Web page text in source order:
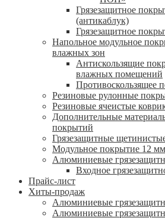
Грязезащитное
(антикаблук)
Грязезащитное
Напольное модульное
влажных зон
Антискользящие
влажных помещений
Противоскользящее
Резиновые рулонные
Резиновые ячеистые
Дополнительные
покрытий
Грязезащитные
Модульное покрытие 12 мм
Алюминиевые
Входное
Прайс-лист
Хиты-продаж
Алюминиевые
Алюминиевые